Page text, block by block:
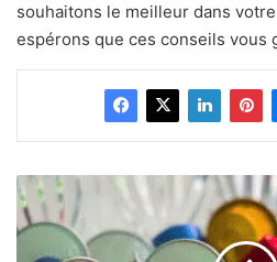
souhaitons le meilleur dans
espérons que ces conseils vous
Voici
comment
payer